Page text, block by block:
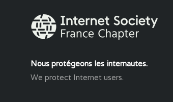
Nous protégeons les internautes.
We protect Internet users.